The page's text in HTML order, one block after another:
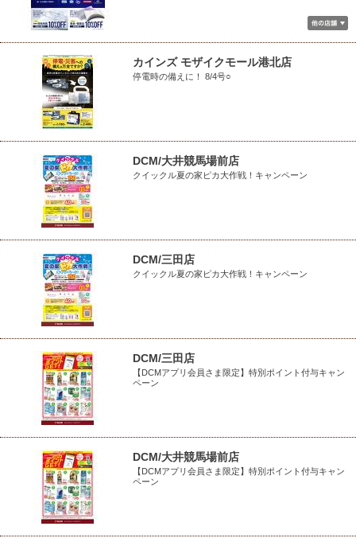
カインズ モザイクモール港北店
停電時の備えに！ 8/4号○
DCM/大井競馬場前店
クイックル夏の家ピカ大作戦！キャンペーン
DCM/三田店
クイックル夏の家ピカ大作戦！キャンペーン
DCM/三田店
【DCMアプリ会員さま限定】特別ポイント付与キャン
ペーン
DCM/大井競馬場前店
【DCMアプリ会員さま限定】特別ポイント付与キャン
ペーン